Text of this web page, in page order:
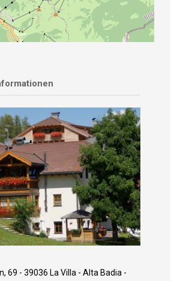
69 - 39036 La Villa - Alta Badia -